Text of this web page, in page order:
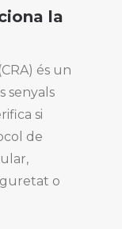
la
és un
senyals
si
de
o